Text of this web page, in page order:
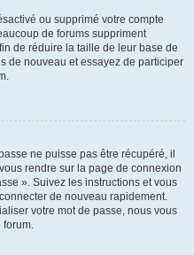
ou supprimé votre compte
de forums suppriment
de réduire la taille de leur base de
de nouveau et essayez de participer
ne puisse pas être récupéré, il
rendre sur la page de connexion
». Suivez les instructions et vous
de nouveau rapidement.
votre mot de passe, nous vous
forum.